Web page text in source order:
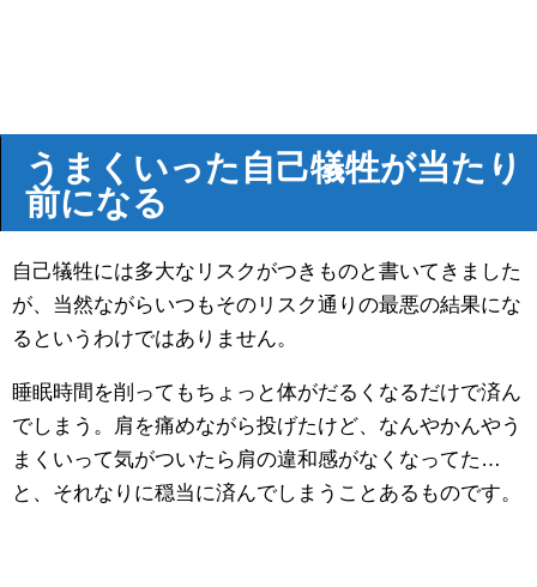
うまくいった自己犠牲が当たり
前になる
自己犠牲には多大なリスクがつきものと書いてきました
が、当然ながらいつもそのリスク通りの最悪の結果にな
るというわけではありません。
睡眠時間を削ってもちょっと体がだるくなるだけで済ん
でしまう。肩を痛めながら投げたけど、なんやかんやう
まくいって気がついたら肩の違和感がなくなってた…
と、それなりに穏当に済んでしまうことあるものです。